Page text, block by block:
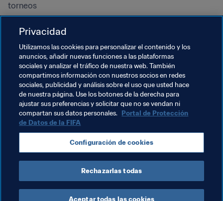
torneos
Derechos humanos y lucha
contra la discriminación
Salud y atención médica
Iniciativas educativas
TÉRMINOS DE SERVICIO
PORTAL DE PROTECCIÓN DE DATOS DE LA FIFA
DESCÁRGALO
CONFIGURACIÓN DE COOKIES
Copyright © 1994 - 2025 FIFA. Reservados todos los derechos.
Privacidad
Utilizamos las cookies para personalizar el contenido y los
anuncios, añadir nuevas funciones a las plataformas
sociales y analizar el tráfico de nuestra web. También
compartimos información con nuestros socios en redes
sociales, publicidad y análisis sobre el uso que usted hace
de nuestra página. Use los botones de la derecha para
ajustar sus preferencias y solicitar que no se vendan ni
compartan sus datos personales. Portal de Protección
de Datos de la FIFA
Configuración de cookies
Rechazarlas todas
Aceptar todas las cookies